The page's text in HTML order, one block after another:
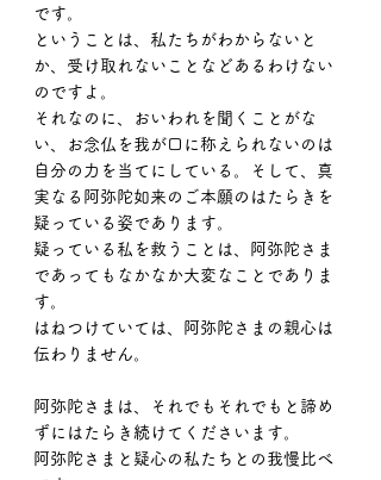
です。
ということは、私たちがわからないと
か、受け取れないことなどあるわけない
のですよ。
それなのに、おいわれを聞くことがな
い、お念仏を我が口に称えられないのは
自分の力を当てにしている。そして、真
実なる阿弥陀如来のご本願のはたらきを
疑っている姿であります。
疑っている私を救うことは、阿弥陀さま
であってもなかなか大変なことでありま
す。
はねつけていては、阿弥陀さまの親心は
伝わりません。
阿弥陀さまは、それでもそれでもと諦め
ずにはたらき続けてくださいます。
阿弥陀さまと疑心の私たちとの我慢比べ